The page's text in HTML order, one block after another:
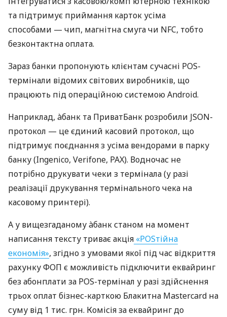
та підтримує приймання карток усіма
способами — чип, магнітна смуга чи NFC, тобто
безконтактна оплата.
Зараз банки пропонують клієнтам сучасні POS-
термінали відомих світових виробників, що
працюють під операційною системою Android.
Наприклад, àбанк та ПриватБанк розробили JSON-
протокол — це єдиний касовий протокол, що
підтримує поєднання з усіма вендорами в парку
банку (Ingenico, Verifone, PAX). Водночас не
потрібно друкувати чеки з термінала (у разі
реалізації друкування термінального чека на
касовому принтері).
А у вищезгаданому àбанк станом на момент
написання тексту триває акція «POSтійна
економія», згідно з умовами якої під час відкриття
рахунку ФОП є можливість підключити еквайринг
без абонплати за POS-термінал у разі здійснення
трьох оплат бізнес-карткою Блакитна Mastercard на
суму від 1 тис. грн. Комісія за еквайринг до